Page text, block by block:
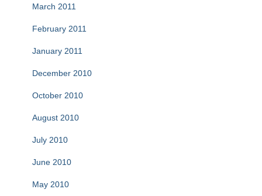
March 2011
February 2011
January 2011
December 2010
October 2010
August 2010
July 2010
June 2010
May 2010